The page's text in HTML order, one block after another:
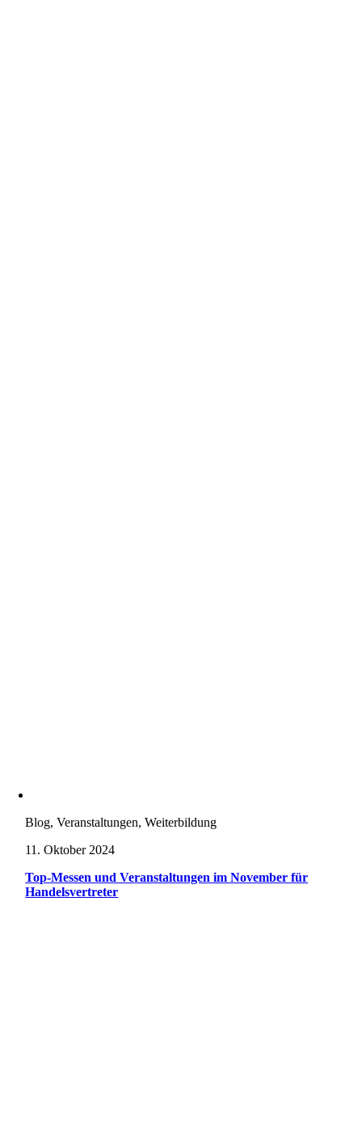
Blog, Veranstaltungen, Weiterbildung
11. Oktober 2024
Top-Messen und Veranstaltungen im November für
Handelsvertreter